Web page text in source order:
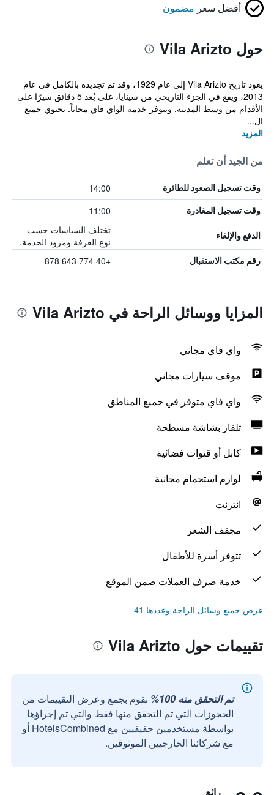
أفضل سعر مضمون
حول Vila Arizto
يعود تاريخ Vila Arizto إلى عام 1929، وقد تم تجديده بالكامل في عام
2013، ويقع في الجزء التاريخي من سينايا، على بُعد 5 دقائق سيرًا على
الأقدام من وسط المدينة. وتتوفر خدمة الواي فاي مجاناً. تحتوي جميع
ال...
المزيد
من الجيد أن تعلم
وقت تسجيل الصعود للطائرة 14:00
وقت تسجيل المغادرة 11:00
الدفع والإلغاء
تختلف السياسات حسب
نوع الغرفة ومزود الخدمة.
رقم مكتب الاستقبال +40 774 643 878
المزايا ووسائل الراحة في Vila Arizto
واي فاي مجاني
موقف سيارات مجاني
واي فاي متوفر في جميع المناطق
تلفاز بشاشة مسطحة
كابل أو قنوات فضائية
لوازم استحمام مجانية
انترنت
مجفف الشعر
تتوفر أسرة للأطفال
خدمة صرف العملات ضمن الموقع
عرض جميع وسائل الراحة وعددها 41
تقييمات حول Vila Arizto
تم التحقق منه 100%
نقوم بجمع وعرض التقييمات من
الحجوزات التي تم التحقق منها فقط والتي تم إجراؤها
بواسطة مستخدمين حقيقيين مع HotelsCombined أو
مع شركائنا الخارجيين الموثوقين.
رائع